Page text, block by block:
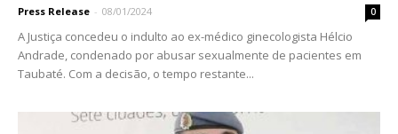
Press Release - 08/01/2024 0
A Justiça concedeu o indulto ao ex-médico ginecologista Hélcio
Andrade, condenado por abusar sexualmente de pacientes em
Taubaté. Com a decisão, o tempo restante...